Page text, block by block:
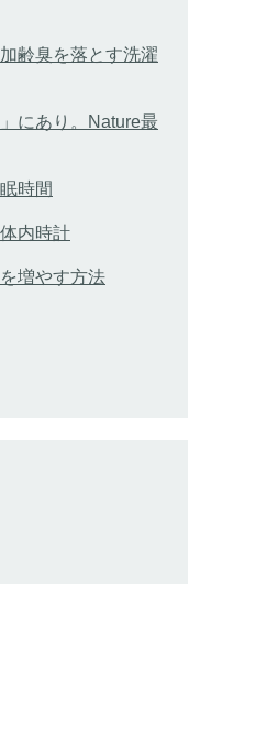
齢臭を落とす洗濯
にあり。Nature最
時間
内時計
増やす方法